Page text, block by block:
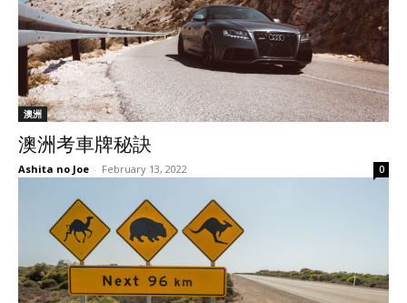
澳洲
澳洲考車牌秘訣
Ashita no Joe - February 13, 2022 0